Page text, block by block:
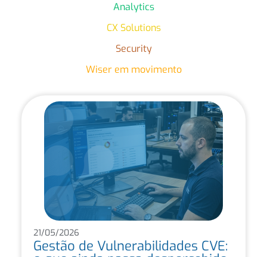
Analytics
CX Solutions
Security
Wiser em movimento
21/05/2026
Gestão de Vulnerabilidades CVE: